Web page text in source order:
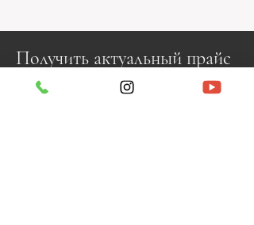
Получить актуальный прайс
или записаться на просмотр: